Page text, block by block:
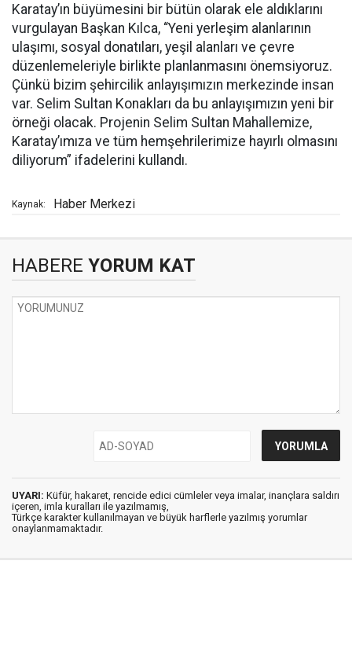
Karatay’ın büyümesini bir bütün olarak ele aldıklarını
vurgulayan Başkan Kılca, “Yeni yerleşim alanlarının
ulaşımı, sosyal donatıları, yeşil alanları ve çevre
düzenlemeleriyle birlikte planlanmasını önemsiyoruz.
Çünkü bizim şehircilik anlayışımızın merkezinde insan
var. Selim Sultan Konakları da bu anlayışımızın yeni bir
örneği olacak. Projenin Selim Sultan Mahallemize,
Karatay’ımıza ve tüm hemşehrilerimize hayırlı olmasını
diliyorum” ifadelerini kullandı.
Kaynak: Haber Merkezi
HABERE YORUM KAT
UYARI: Küfür, hakaret, rencide edici cümleler veya imalar, inançlara saldırı
içeren, imla kuralları ile yazılmamış,
Türkçe karakter kullanılmayan ve büyük harflerle yazılmış yorumlar
onaylanmamaktadır.